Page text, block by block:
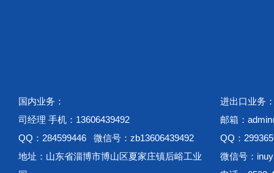
国内业务：
司经理 手机：13606439492
QQ：284599446 微信号：zb13606439492
地址：山东省淄博市博山区夏家庄镇后峪工业
进出口业务
邮箱：
QQ：
微信号：